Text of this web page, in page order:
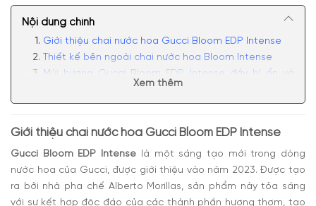
Nội dung chính
Giới thiệu chai nước hoa Gucci Bloom EDP Intense
Thiết kế bên ngoài chai nước hoa Bloom Intense
Mùi hương Gucci Bloom EDP Intense đầy bí ẩn và
Có nên mua nước hoa Gucci Bloom EDP Intense
Xem thêm
Giới thiệu chai nước hoa Gucci Bloom EDP Intense
Gucci Bloom EDP Intense là một sáng tạo mới trong dòng
nước hoa của Gucci, được giới thiệu vào năm 2023. Được tạo
ra bởi nhà pha chế Alberto Morillas, sản phẩm này tỏa sáng
với sự kết hợp độc đáo của các thành phần hương thơm, tạo